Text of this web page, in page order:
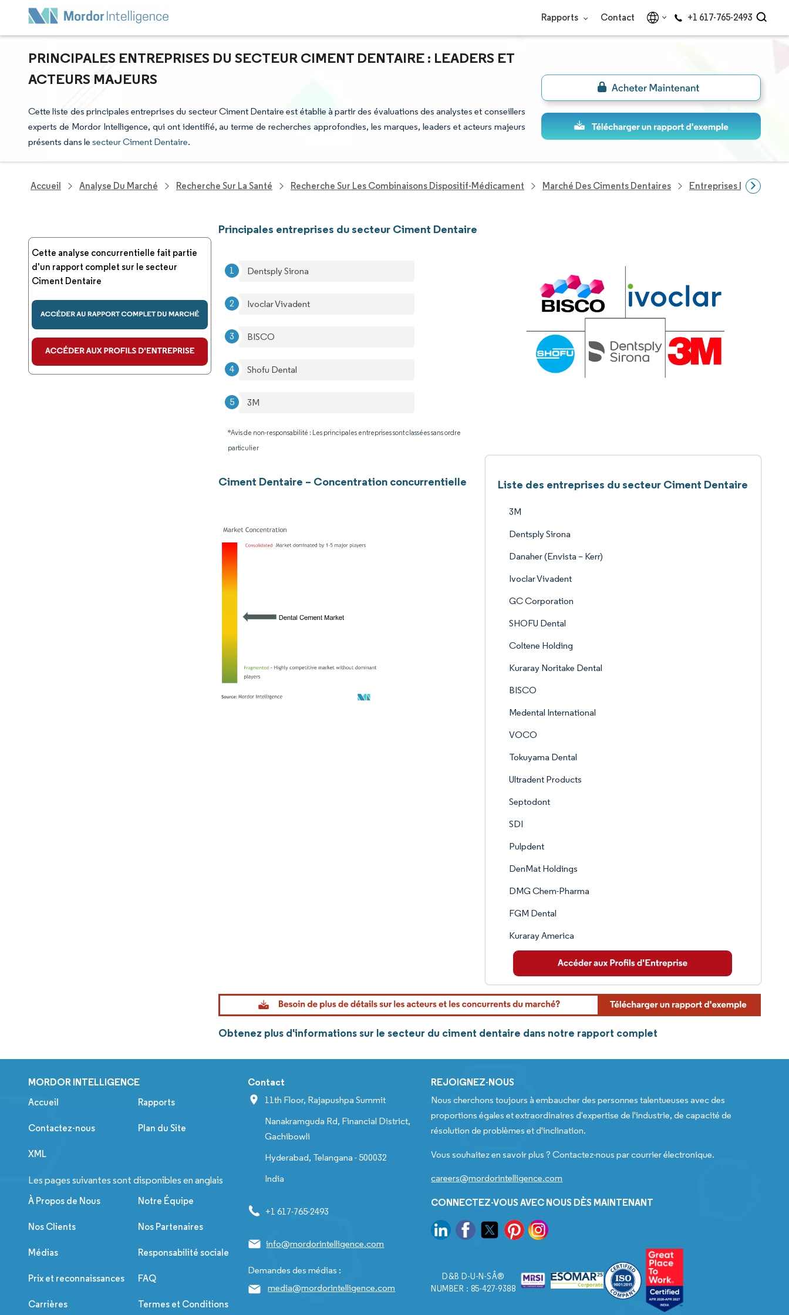
Rapports Contact +1 617-765-2493
PRINCIPALES ENTREPRISES DU SECTEUR CIMENT DENTAIRE : LEADERS ET
ACTEURS MAJEURS
Cette liste des principales entreprises du secteur Ciment Dentaire est établie à partir des évaluations des analystes et conseillers
experts de Mordor Intelligence, qui ont identifié, au terme de recherches approfondies, les marques, leaders et acteurs majeurs
présents dans le secteur Ciment Dentaire.
Accueil Analyse Du Marché Recherche Sur La Santé Recherche Sur Les Combinaisons Dispositif-Médicament Marché Des Ciments Dentaires Entreprises Du
Cette analyse concurrentielle fait partie
d'un rapport complet sur le secteur
Ciment Dentaire
Principales entreprises du secteur Ciment Dentaire
Dentsply Sirona
Ivoclar Vivadent
BISCO
Shofu Dental
3M
*Avis de non-responsabilité : Les principales entreprises sont classées sans ordre
particulier
Ciment Dentaire – Concentration concurrentielle Liste des entreprises du secteur Ciment Dentaire
3M
Dentsply Sirona
Danaher (Envista – Kerr)
Ivoclar Vivadent
GC Corporation
SHOFU Dental
Coltene Holding
Kuraray Noritake Dental
BISCO
Medental International
VOCO
Tokuyama Dental
Ultradent Products
Septodont
SDI
Pulpdent
DenMat Holdings
DMG Chem-Pharma
FGM Dental
Kuraray America
Obtenez plus d'informations sur le secteur du ciment dentaire dans notre rapport complet
MORDOR INTELLIGENCE
Accueil Rapports
Contactez-nous Plan du Site
XML
Les pages suivantes sont disponibles en anglais
À Propos de Nous Notre Équipe
Nos Clients Nos Partenaires
Médias Responsabilité sociale
Prix et reconnaissances FAQ
Carrières Termes et Conditions
Contact
11th Floor, Rajapushpa Summit
Nanakramguda Rd, Financial District,
Gachibowli
Hyderabad, Telangana - 500032
India
+1 617-765-2493
info@mordorintelligence.com
Demandes des médias :
media@mordorintelligence.com
REJOIGNEZ-NOUS
Nous cherchons toujours à embaucher des personnes talentueuses avec des
proportions égales et extraordinaires d'expertise de l'industrie, de capacité de
résolution de problèmes et d'inclination.
Vous souhaitez en savoir plus ? Contactez-nous par courrier électronique.
careers@mordorintelligence.com
CONNECTEZ-VOUS AVEC NOUS DÈS MAINTENANT
D&B D-U-N-SÂ®
NUMBER : 85-427-9388